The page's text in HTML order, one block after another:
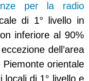
per la radio
di 1° livello in
inferiore al 90%
dell’area
orientale
di 1° livello e